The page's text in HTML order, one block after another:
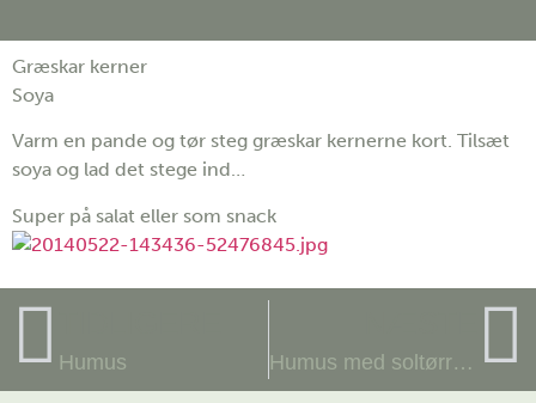
Græskar kerner
Soya
Varm en pande og tør steg græskar kernerne kort. Tilsæt
soya og lad det stege ind…
Super på salat eller som snack
Humus Humus med soltørrede tomater